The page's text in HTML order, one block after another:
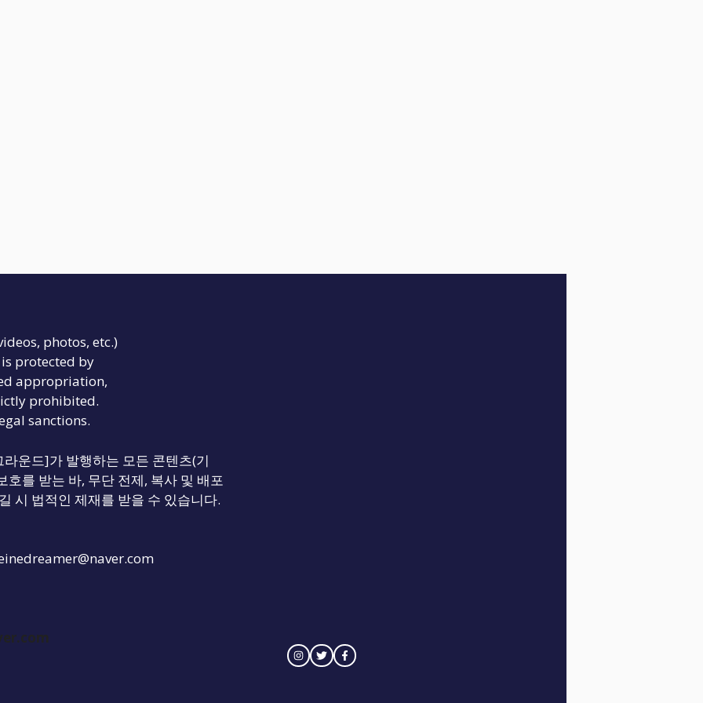
photos, etc.)
protected by
appropriation,
prohibited.
sanctions.
운드]가 발행하는 모든 콘텐츠(기
호를 받는 바, 무단 전제, 복사 및 배포
시 법적인 제재를 받을 수 있습니다.